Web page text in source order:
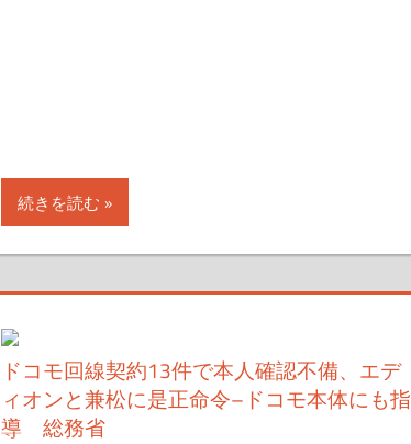
続きを読む
ドコモ回線契約13件で本人確認不備、エデ
ィオンと兼松に是正命令–ドコモ本体にも指
導 総務省